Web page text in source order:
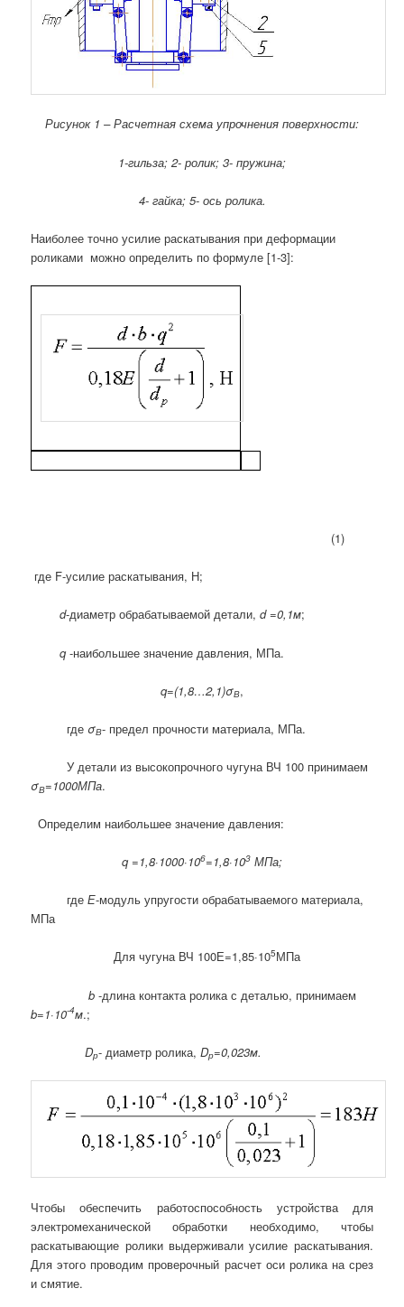
Рисунок 1 – Расчетная схема упрочнения поверхности:
1-гильза; 2- ролик; 3- пружина;
4- гайка; 5- ось ролика.
Наиболее точно усилие раскатывания при деформации
роликами мож­но определить по формуле [1-3]:
(1)
где F-усилие раскатывания, Н;
d-диаметр обрабатываемой детали,d=0,1м;
q -наибольшее значение давления, МПа.
q=(1,8…2,1)σВ,
где σВ- предел прочности материала, МПа.
У детали из высокопрочного чугуна ВЧ 100 принимаем
σВ=1000МПа.
Определим наибольшее значение давления:
q=1,8·1000·106=1,8·103 МПа;
где Е-модуль упругости обрабатываемого материала,
МПа
Для чугуна ВЧ 100Е=1,85·105МПа
b -длина контакта ролика с деталью, принимаем
b=1·10-4м.;
Dр- диаметр ролика,Dр=0,023м.
Чтобы обеспечить работоспособность устройства для
электромеханической обработки необходимо, чтобы
раскатывающие ролики выдерживали усилие раскатывания.
Для этого проводим проверочный расчет оси ролика на срез
и смятие.